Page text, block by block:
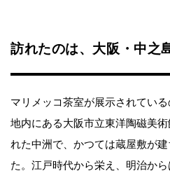
訪れたのは、大阪・中之
マリメッコ茶室が展示されてい
地内にある大阪市立東洋陶磁美
れた中洲で、かつては蔵屋敷が
た。江戸時代から栄え、明治か